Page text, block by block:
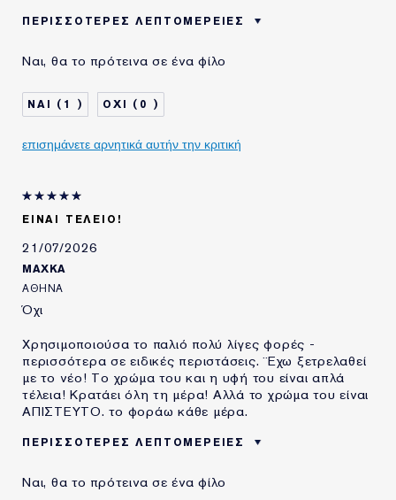
ΠΕΡΙΣΣΌΤΕΡΕΣ ΛΕΠΤΟΜΈΡΕΙΕΣ
ΤΥΠΟΣ ΔΕΡΜΑΤΟΣ
ΚΑΝΟΝΙΚΟ/ΜΕΙΚΤΟ
ΑΝΑΓΚΗ ΕΠΙΔΕΡΜΙΔΑΣ
ΠΡΟΪΟΝΤΑ ESTÉE
LAUDER ΓΙΑ
Ναι, θα το πρότεινα σε ένα φίλο
1 0
επισημάνετε αρνητικά αυτήν την κριτική
ΕΊΝΑΙ ΤΈΛΕΙΟ!
21/07/2026
MAXKA
ΑΘΗΝΑ
Όχι
Χρησιμοποιούσα το παλιό πολύ λίγες φορές -
περισσότερα σε ειδικές περιστάσεις. ¨Εχω ξετρελαθεί
με το νέο! Το χρώμα του και η υφή του είναι απλά
τέλεια! Κρατάει όλη τη μέρα! Αλλά το χρώμα του είναι
ΑΠΙΣΤΕΥΤΟ. το φοράω κάθε μέρα.
ΠΕΡΙΣΣΌΤΕΡΕΣ ΛΕΠΤΟΜΈΡΕΙΕΣ
ΤΥΠΟΣ ΔΕΡΜΑΤΟΣ
ΚΑΝΟΝΙΚΟ/ΜΕΙΚΤΟ
Ναι, θα το πρότεινα σε ένα φίλο